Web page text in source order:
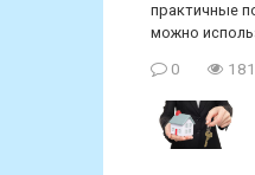
практичные
можно
0